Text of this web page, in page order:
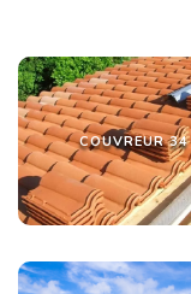
COUVREUR 34